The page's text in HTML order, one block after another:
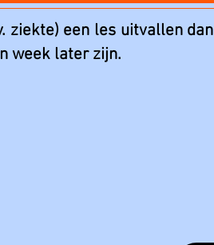
ziekte) een les uitvallen
week later zijn.